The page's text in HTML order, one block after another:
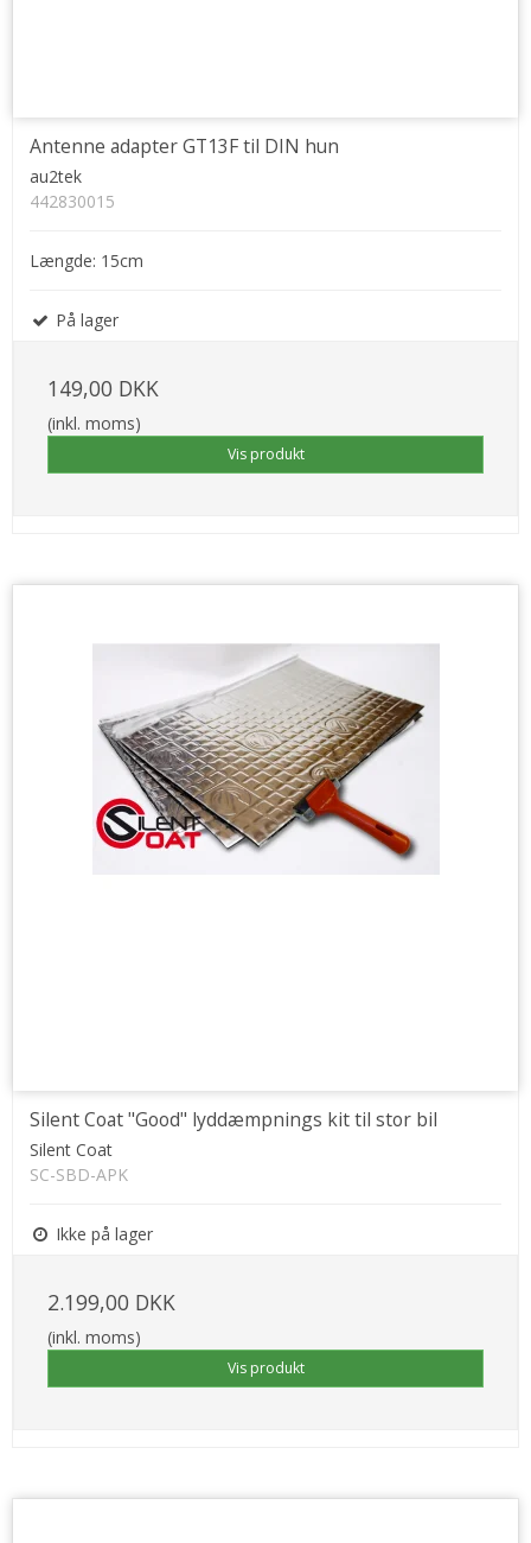
Antenne adapter GT13F til DIN hun
au2tek
442830015
Længde: 15cm
På lager
149,00 DKK
(inkl. moms)
Vis produkt
Silent Coat "Good" lyddæmpnings kit til stor bil
Silent Coat
SC-SBD-APK
Ikke på lager
2.199,00 DKK
(inkl. moms)
Vis produkt